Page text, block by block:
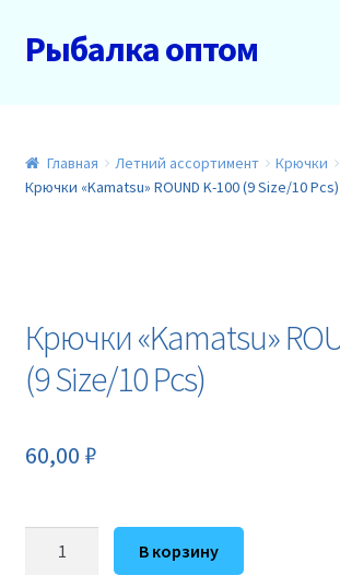
Перейти
к
Перейти
к
Рыбалка оптом
О нас
Новинки
Прайс
Контакты
Главная Летний ассортимент Крючки
Крючки «Kamatsu» ROUND K-100 (9 Size/10 Pcs)
Крючки «Kamatsu»
(9 Size/10 Pcs)
60,00 ₽
Количество
В корзину